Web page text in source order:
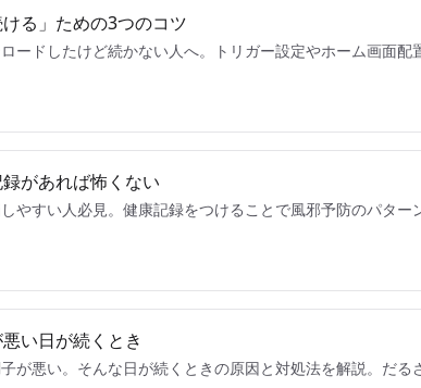
る」ための3つのコツ
ードしたけど続かない人へ。トリガー設定やホーム画面
があれば怖くない
やすい人必見。健康記録をつけることで風邪予防のパタ
い日が続くとき
が悪い。そんな日が続くときの原因と対処法を解説。だる